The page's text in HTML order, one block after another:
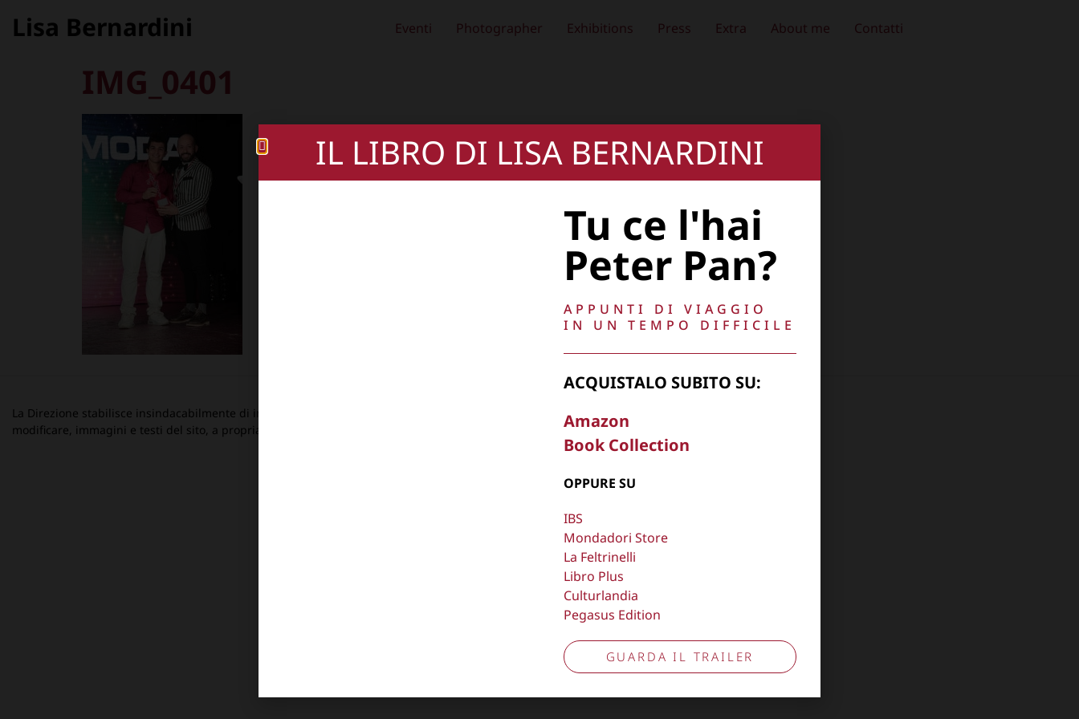
Lisa Bernardini Eventi Photographer Exhibitions Press Extra About me Contatti
IMG_0401
La Direzione stabilisce insindacabilmente di inserire, rimuovere, oscurare,
modificare, immagini e testi del sito, a propria discrezione.
Copyright © 2026Lisa Bernardini
Aggiorna preferenze tracciamento
IL LIBRO DI LISA BERNARDINI
Tu ce l'hai
Peter Pan?
APPUNTI DI VIAGGIO
IN UN TEMPO DIFFICILE
ACQUISTALO SUBITO SU:
Amazon
Book Collection
OPPURE SU
IBS
Mondadori Store
La Feltrinelli
Libro Plus
Culturlandia
Pegasus Edition
GUARDA IL TRAILER